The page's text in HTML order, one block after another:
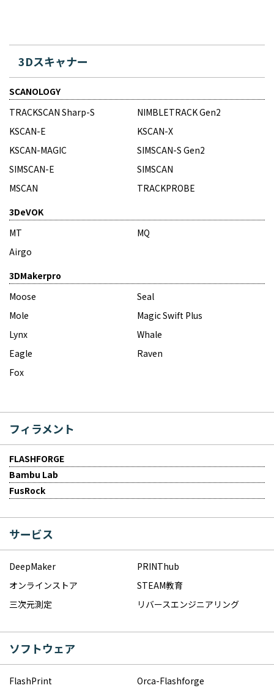
3Dスキャナー
SCANOLOGY
TRACKSCAN Sharp-S
NIMBLETRACK Gen2
KSCAN-E
KSCAN-X
KSCAN-MAGIC
SIMSCAN-S Gen2
SIMSCAN-E
SIMSCAN
MSCAN
TRACKPROBE
3DeVOK
MT
MQ
Airgo
3DMakerpro
Moose
Seal
Mole
Magic Swift Plus
Lynx
Whale
Eagle
Raven
Fox
フィラメント
FLASHFORGE
Bambu Lab
FusRock
サービス
DeepMaker
PRINThub
オンラインストア
STEAM教育
三次元測定
リバースエンジニアリング
ソフトウェア
FlashPrint
Orca-Flashforge